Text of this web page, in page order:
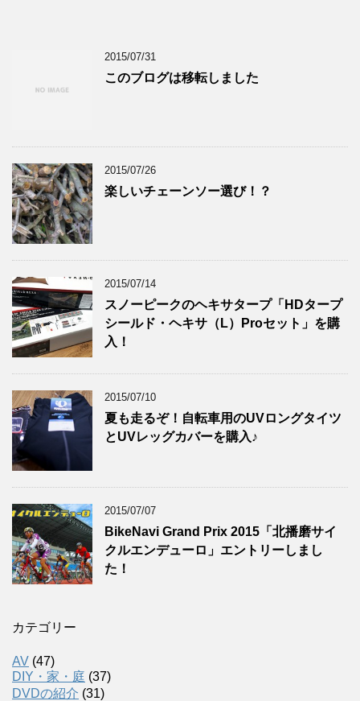
2015/07/31
このブログは移転しました
2015/07/26
楽しいチェーンソー選び！？
2015/07/14
スノーピークのヘキサタープ「HDタープ
シールド・ヘキサ（L）Proセット」を購
入！
2015/07/10
夏も走るぞ！自転車用のUVロングタイツ
とUVレッグカバーを購入♪
2015/07/07
BikeNavi Grand Prix 2015「北播磨サイ
クルエンデューロ」エントリーしまし
た！
カテゴリー
AV (47)
DIY・家・庭 (37)
DVDの紹介 (31)